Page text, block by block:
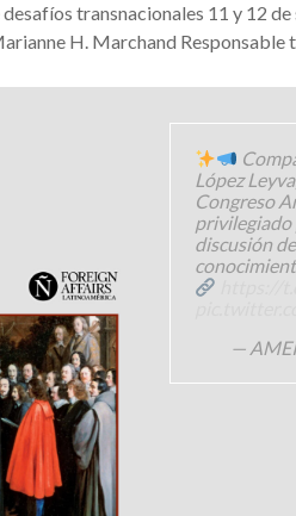
transnacionales 11 y 12
H. Marchand
López
Congreso
privilegiado
discusión
—